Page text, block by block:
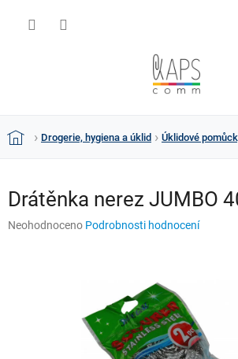
DomůDrogerie, hygiena a úklid Úklidové
Drátěnka nerez JUMBO
Průměrné
Neohodnoceno Podrobnosti hodnocení